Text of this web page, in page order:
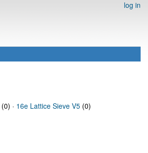
log in
(0) · 16e Lattice Sieve V5 (0)